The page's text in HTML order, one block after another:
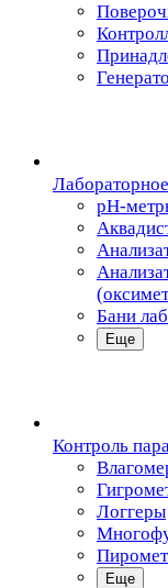
pH-
Бани
Еще
Контроль
Логгеры
Еще